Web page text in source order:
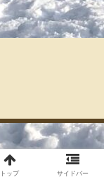
トップ サイドバー